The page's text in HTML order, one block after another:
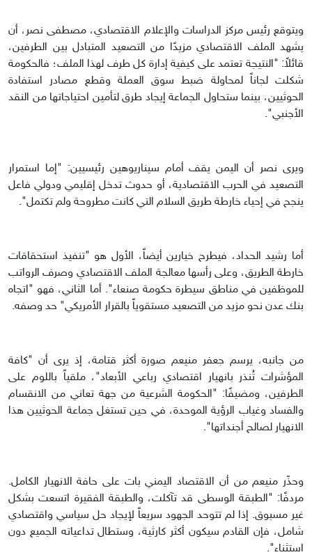
ويتوقع رئيس مركز الدراسات والإعلام الاقتصادي، مصطفى نصر، أن
يشهد الملف الاقتصادي مزيدًا من التصعيد المتبادل بين الطرفين،
قائلاً: "النتيجة تعتمد على كيفية إدارة كل طرف لهذا الملف؛ فالحكومة
شكلت لجاناً لمحاولة ضبط سوق العملة وقطع مصادر استفادة
الحوثيين، بينما ستحاول الجماعة إيجاد طرق لتأمين احتياجاتها من النقد
الأجنبي".
ويرى نصر أن اليمن يقف أمام سيناريوهين رئيسيين: "إما استمرار
التصعيد في الحرب الاقتصادية، أو حدوث تدخل إقليمي ودولي فاعل
ينجح في إحياء خارطة طريق السلام التي كانت مطروحة ولم تكتمل".
أما رشيد الحداد، فيطرح خيارين أيضاً، الأول هو "تنفيذ استحقاقات
خارطة الطريق، وعلى رأسها معالجة الملف الاقتصادي وصرف الرواتب
للموظفين في مناطق سيطرة حكومة صنعاء". أما الثاني، فهو "اتجاه
بنك عدن نحو مزيد من التصعيد مستقوياً بالقرار الأمريكي" حد وصفه.
من جانبه، يرسم جعفر منيعم صورة أكثر قتامة، إذ يرى أن "كافة
المؤشرات تُنذر بانهيار اقتصادي رباعي الأبعاد"، ملقياً باللوم على
الطرفين، ومضيفًا: "الحكومة الشرعية من جهة تعاني من الانقسام
والفساد وغياب الرؤية الموحدة، في حين تستغل جماعة الحوثيين هذا
الانهيار لصالح أجنداتها".
وحذّر منيعم من أن الاقتصاد اليمني بات على حافة الانهيار الكامل.
مردفًا: "الطبقة الوسطى قد تآكلت، والطبقة الفقيرة اتسعت بشكل
غير مسبوق. إذا لم تتوحد الجهود سريعاً لإيجاد حل سياسي واقتصادي
شامل، فإن القادم سيكون أكثر كارثية، وستطال تداعياته الجميع دون
استثناء".